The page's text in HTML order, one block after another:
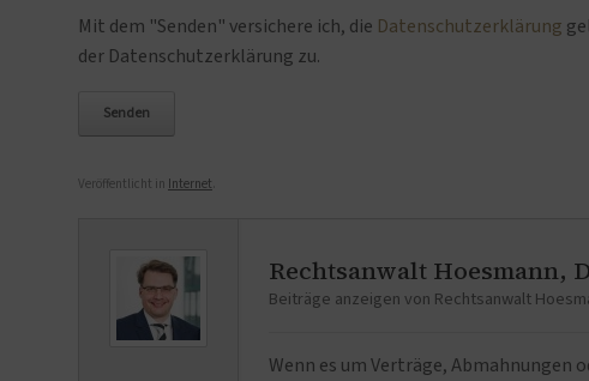
Bitte lasse dieses Feld leer.
Mit dem "Senden" versichere ich, die Datenschutzerklärung
der Datenschutzerklärung zu.
Veröffentlicht in Internet
Rechtsanwalt Hoesmann,
Beiträge anzeigen von Rechtsanwalt
Wenn es um Verträge, Abmahnungen